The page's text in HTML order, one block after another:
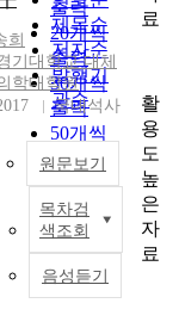
제목순
저자순
발행기
관순
출력
20개씩
출력
30개씩
출력
50개씩
출력
100개씩
출력
희
기대학교 대체
학대학원
국내석사
원문보기
목차검
색조회
음성듣기
료
활
용
도
높
은
자
료